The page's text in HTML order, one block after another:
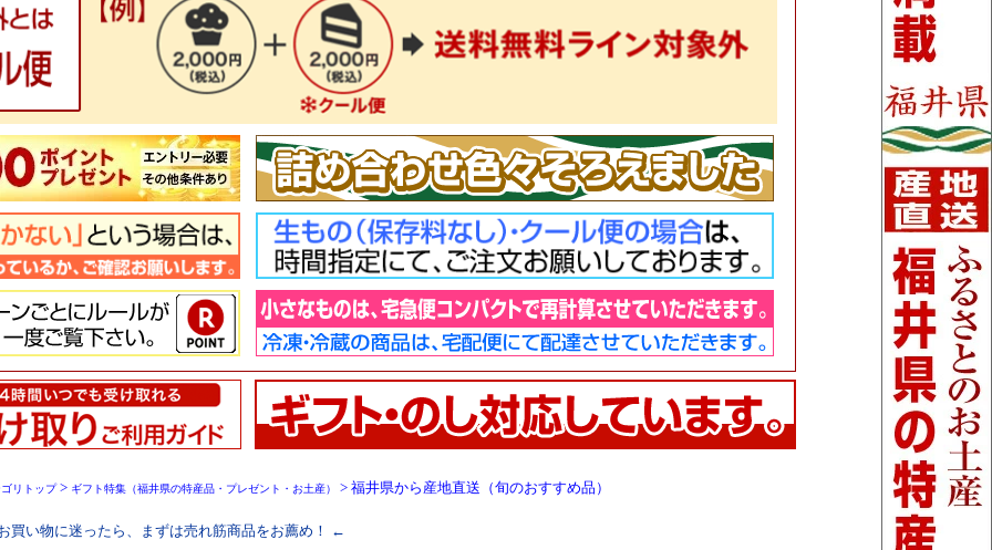
リトップ> ギフト特集（福井県の特産品・プレゼント・お土産） > 福井県から産地直送（旬のおすすめ品）
買い物に迷ったら、まずは売れ筋商品をお薦め！ ←